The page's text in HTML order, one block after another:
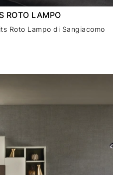
ROTO LAMPO
Roto Lampo di Sangiacomo